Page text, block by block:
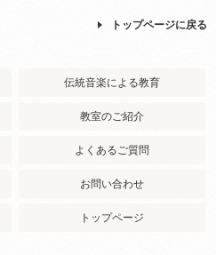
トップページに戻る
伝統音楽による教育
教室のご紹介
よくあるご質問
お問い合わせ
トップページ